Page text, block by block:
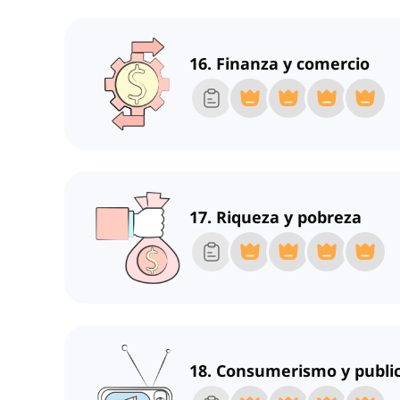
16. Finanza y comercio
17. Riqueza y pobreza
18. Consumerismo y